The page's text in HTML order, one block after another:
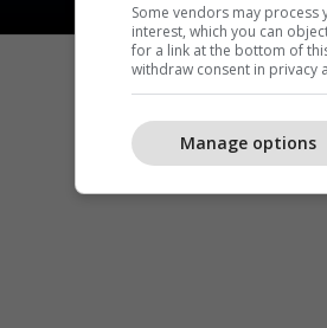
Some vendors may
interest, which you can
for a link at the bottom of
withdraw consent in privacy
Manage options